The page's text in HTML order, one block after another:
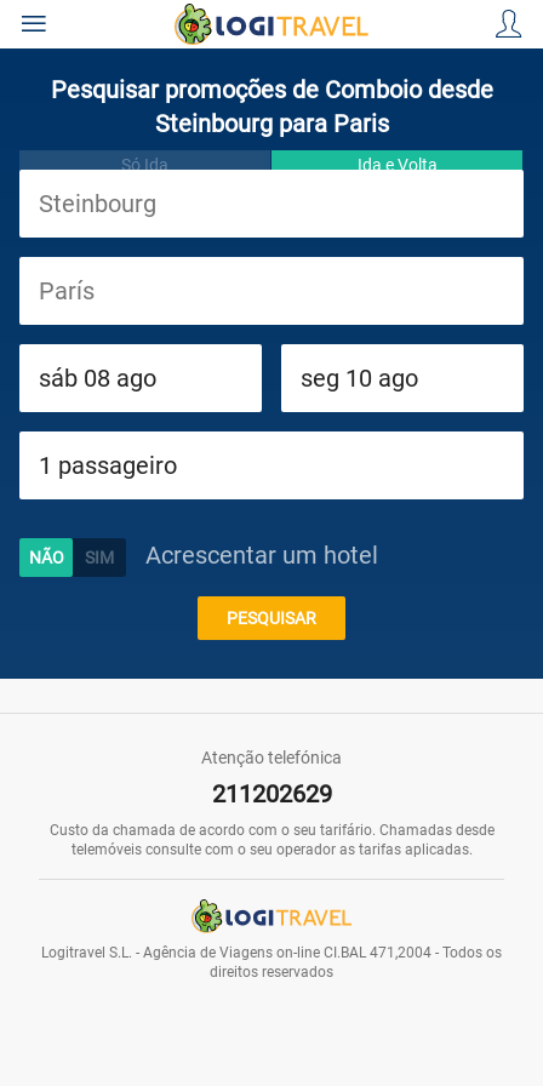
Cruzeiros
Circuitos
Caraíbas
Pesquisar promoções de Comboio desde
Steinbourg para Paris
Só Ida Ida e Volta
Acrescentar um hotel
PESQUISAR
Atenção telefónica
211202629
Custo da chamada de acordo com o seu tarifário. Chamadas desde
telemóveis consulte com o seu operador as tarifas aplicadas.
Logitravel S.L. - Agência de Viagens on-line CI.BAL 471,2004 - Todos os
direitos reservados